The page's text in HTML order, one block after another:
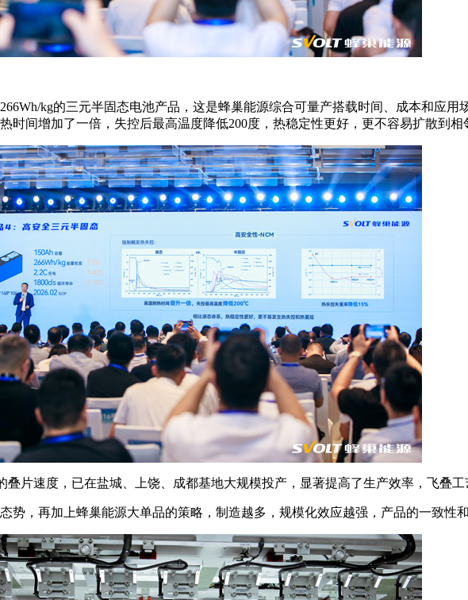
kg的三元半固态电池产品，这是蜂巢能源综合可量产搭载时间、成本和应用
间增加了一倍，失控后最高温度降低200度，热稳定性更好，更不容易扩散到相
片速度，已在盐城、上饶、成都基地大规模投产，显著提高了生产效率，飞叠工
，再加上蜂巢能源大单品的策略，制造越多，规模化效应越强，产品的一致性